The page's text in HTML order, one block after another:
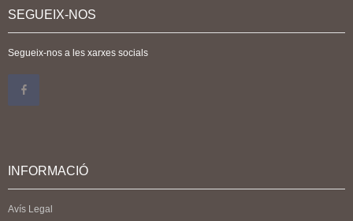
SEGUEIX-NOS
Segueix-nos a les xarxes socials
INFORMACIÓ
Avís Legal